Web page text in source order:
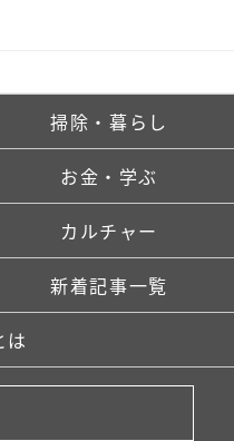
掃除・暮らし
お金・学ぶ
カルチャー
新着記事一覧